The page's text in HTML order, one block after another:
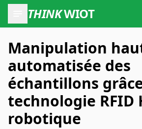
THINKWIOT
Manipulation
automatisée des
échantillons
technologie RFID
robotique